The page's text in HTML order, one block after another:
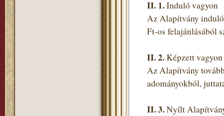
II. 1.Induló vagyon
Az Alapítvány
Ft-os felajánlásából
II.2.Képzett vagyon
Az Alapítvány
adományokból,
II. 3.Nyílt